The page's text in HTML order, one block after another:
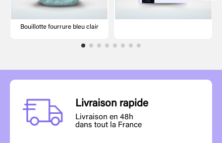
Bouillotte fourrure bleu clair
Livraison rapide
Livraison en 48h
dans tout la France